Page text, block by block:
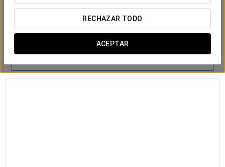
RECHAZAR TODO
ACEPTAR
Cunas (bajo